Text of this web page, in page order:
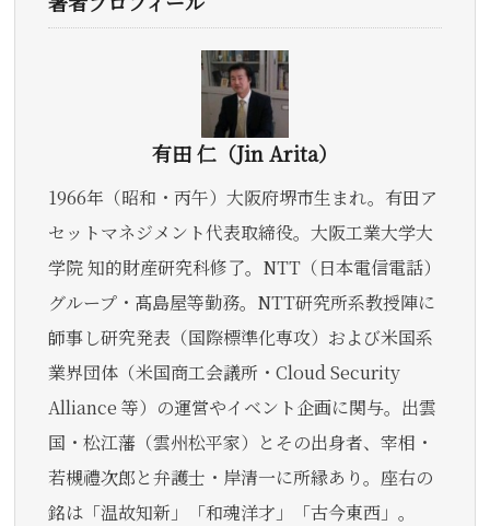
有田 仁（Jin Arita）
1966年（昭和・丙午）大阪府堺市生まれ。有田ア
セットマネジメント代表取締役。大阪工業大学大
学院 知的財産研究科修了。NTT（日本電信電話）
グループ・髙島屋等勤務。NTT研究所系教授陣に
師事し研究発表（国際標準化専攻）および米国系
業界団体（米国商工会議所・Cloud Security
Alliance 等）の運営やイベント企画に関与。出雲
国・松江藩（雲州松平家）とその出身者、宰相・
若槻禮次郎と弁護士・岸清一に所縁あり。座右の
銘は「温故知新」「和魂洋才」「古今東西」。